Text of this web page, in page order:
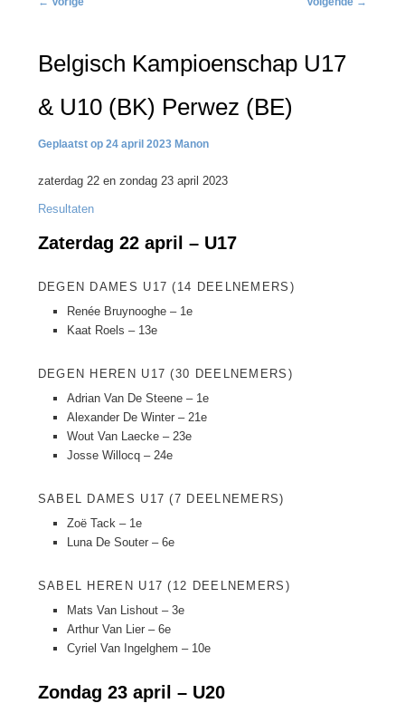
Belgisch Kampioenschap U17
& U10 (BK) Perwez (BE)
24 april 2023 Manon
zaterdag 22 en zondag 23 april 2023
Resultaten
Zaterdag 22 april – U17
DEGEN DAMES U17 (14 DEELNEMERS)
Renée Bruynooghe – 1e
Kaat Roels – 13e
DEGEN HEREN U17 (30 DEELNEMERS)
Adrian Van De Steene – 1e
Alexander De Winter – 21e
Wout Van Laecke – 23e
Josse Willocq – 24e
SABEL DAMES U17 (7 DEELNEMERS)
Zoë Tack – 1e
Luna De Souter – 6e
SABEL HEREN U17 (12 DEELNEMERS)
Mats Van Lishout – 3e
Arthur Van Lier – 6e
Cyriel Van Ingelghem – 10e
Zondag 23 april – U20